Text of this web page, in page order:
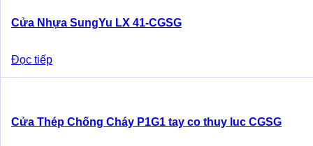
Cửa Nhựa SungYu LX 41-CGSG
Đọc tiếp
Cửa Thép Chống Cháy P1G1 tay co thuy luc CGSG